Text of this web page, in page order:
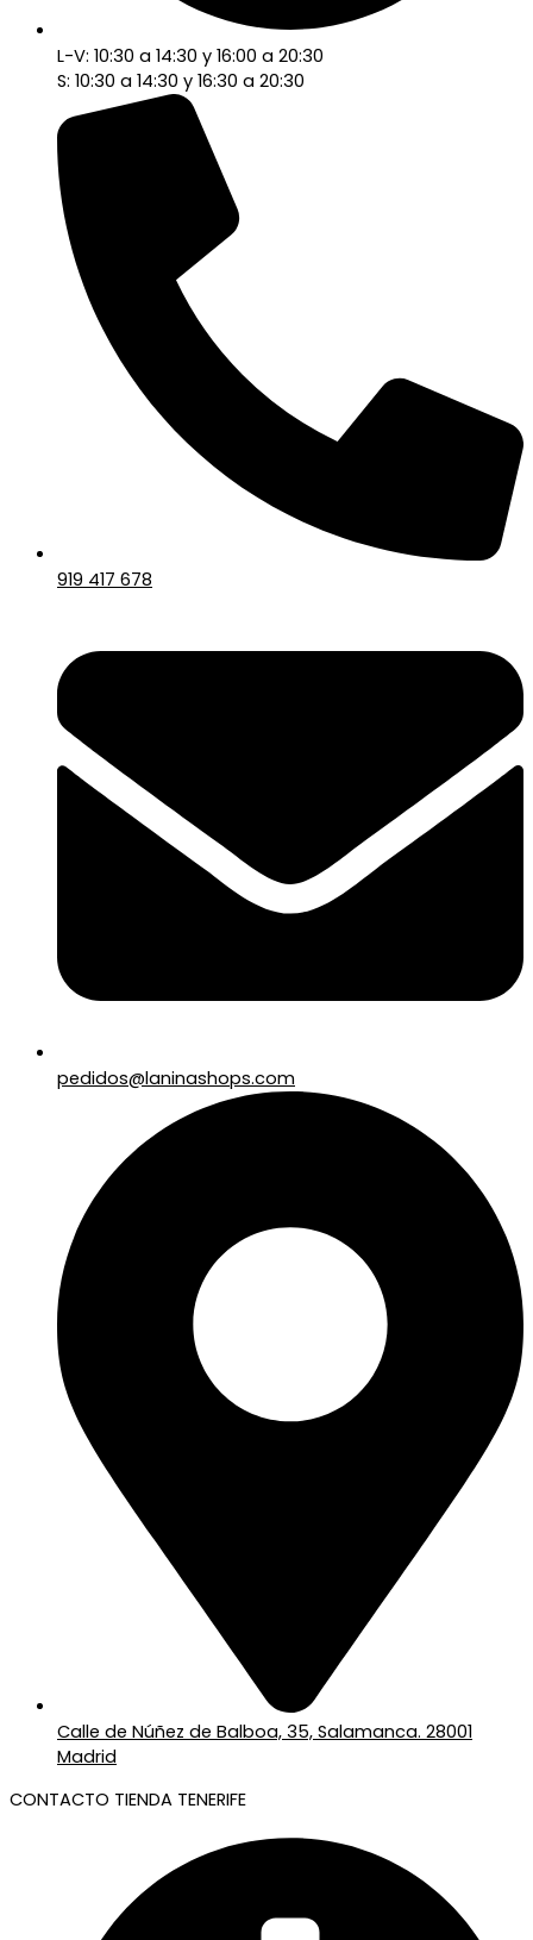
L-V: 10:30 a 14:30 y 16:00 a 20:30
S: 10:30 a 14:30 y 16:30 a 20:30
919 417 678
pedidos@laninashops.com
Calle de Núñez de Balboa, 35, Salamanca. 28001
Madrid
CONTACTO TIENDA TENERIFE